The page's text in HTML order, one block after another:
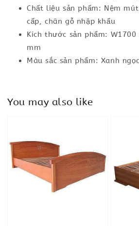
Chất liệu sản phẩm: Nệm
cấp, chân gỗ nhập khẩu
Kích thước sản phẩm: W1700
mm
Màu sắc sản phẩm: Xanh ngọc
You may also like